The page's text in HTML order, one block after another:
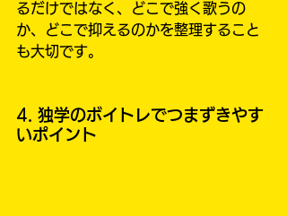
るだけではなく、どこで強く歌うの
か、どこで抑えるのかを整理すること
も大切です。
4. 独学のボイトレでつまずきやす
いポイント